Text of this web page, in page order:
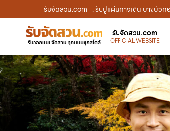
รับจัดสวน.com : รับปูแผ่นทางเดิน บางบัว
รับจัดสวน.com
OFFICIAL WEBSITE